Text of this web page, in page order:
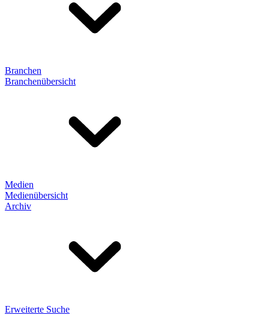
Branchen
Branchenübersicht
Medien
Medienübersicht
Archiv
Erweiterte Suche